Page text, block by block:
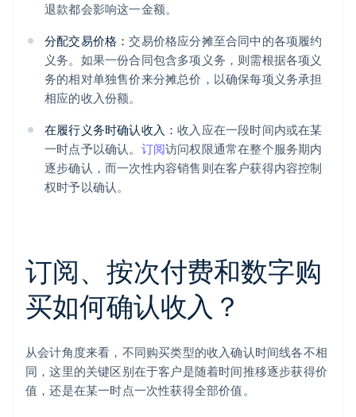
退款都会影响这一金额。
分配交易价格：交易价格应分摊至合同中的各项履约
义务。如果一份合同包含多项义务，则需根据各项义
务的相对单独售价来分摊总价，以确保每项义务承担
相应的收入份额。
在履行义务时确认收入：收入应在一段时间内或在某
一时点予以确认。 订阅访问权限通常在整个服务期内
逐步确认，而一次性内容销售则在客户获得内容控制
权时予以确认。
订阅、按次付费和数字购
买如何确认收入？
从会计角度来看，不同购买类型的收入确认时间线各不相
同，这里的关键区别在于客户是随着时间推移逐步获得价
值，还是在某一时点一次性获得全部价值。